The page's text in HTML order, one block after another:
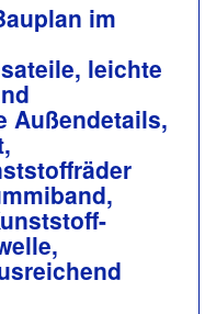
im
leichte
Außendetails,